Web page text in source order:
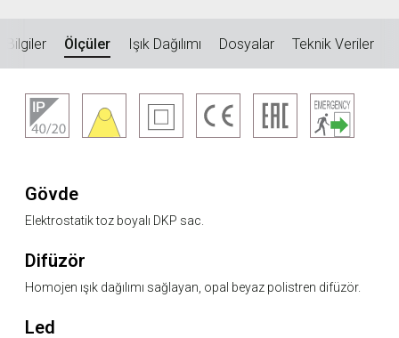
Bilgiler Ölçüler Işık Dağılımı Dosyalar Teknik Veriler
Gövde
Elektrostatik toz boyalı DKP sac.
Difüzör
Homojen ışık dağılımı sağlayan, opal beyaz polistren difüzör.
Led